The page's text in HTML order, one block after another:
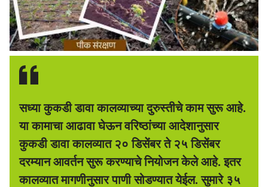
सध्या कुकडी डावा कालव्याच्या दुरुस्तीचे काम सुरू आहे.
या कामाचा आढावा घेऊन वरिष्ठांच्या आदेशानुसार
कुकडी डावा कालव्यात २० डिसेंबर ते २५ डिसेंबर
दरम्यान आवर्तन सुरू करण्याचे नियोजन केले आहे. इतर
कालव्यात मागणीनुसार पाणी सोडण्यात येईल. सुमारे ३५